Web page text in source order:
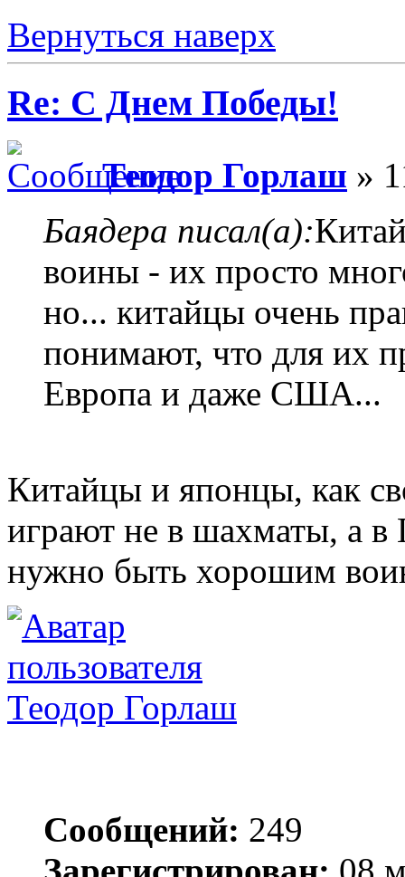
Вернуться наверх
Re: С Днем Победы!
Теодор Горлаш »
Баядера писал(а):
воины - их просто
но... китайцы очень
понимают, что для их
Европа и даже США...
Китайцы и японцы, как
играют не в шахматы, а в
нужно быть хорошим
Теодор Горлаш
Сообщений: 249